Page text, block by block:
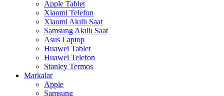
Apple Tablet
Xiaomi Telefon
Xiaomi Akıllı Saat
Samsung Akıllı Saat
Asus Laptop
Huawei Tablet
Huawei Telefon
Stanley Termos
Markalar
Apple
Samsung